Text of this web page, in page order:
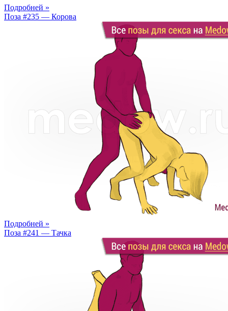
Подробней »
Поза #235 — Корова
Подробней »
Поза #241 — Тачка